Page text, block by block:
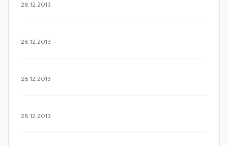
28.12.2013
28.12.2013
28.12.2013
28.12.2013